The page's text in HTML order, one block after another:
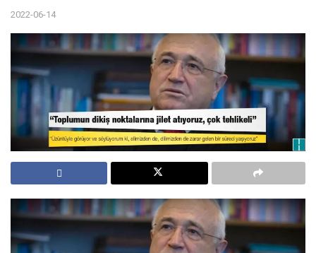
2022-06-14